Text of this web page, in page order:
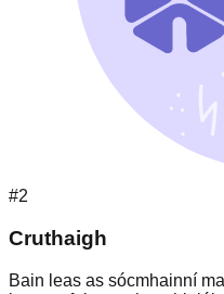
#2
Cruthaigh
Bain leas as sócmhainní